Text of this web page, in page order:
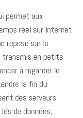
permet aux
réel sur Internet
repose sur la
transmis en petits
à regarder le
la fin du
des serveurs
de données,